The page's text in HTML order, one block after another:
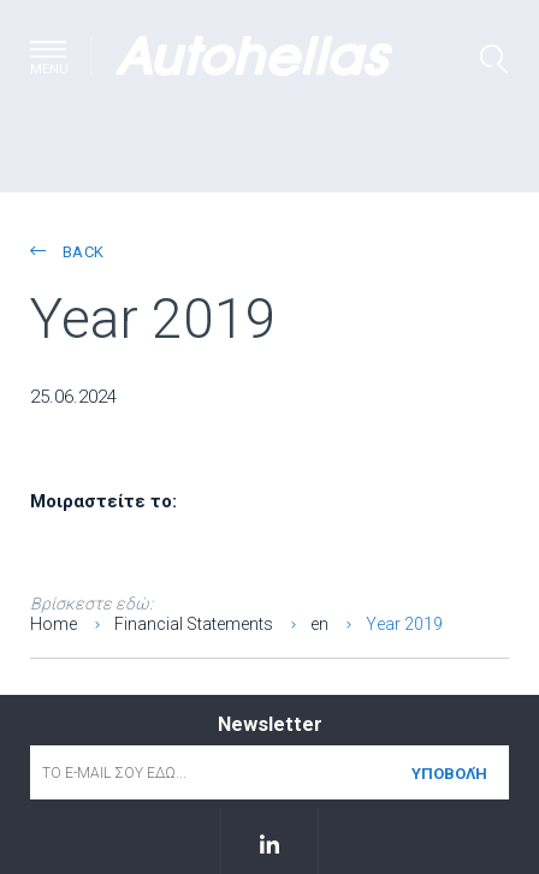
BACK
Year 2019
25.06.2024
Μοιραστείτε το:
Βρίσκεστε εδώ:
Home
Financial Statements en Year 2019
Newsletter